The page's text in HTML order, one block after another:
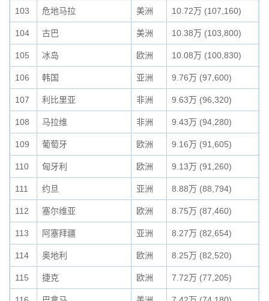
103 危地马拉 美洲 10.72万 (107,160)
104 古巴 美洲 10.38万 (103,800)
105 冰岛 欧洲 10.08万 (100,830)
106 韩国 亚洲 9.76万 (97,600)
107 利比里亚 非洲 9.63万 (96,320)
108 马拉维 非洲 9.43万 (94,280)
109 葡萄牙 欧洲 9.16万 (91,605)
110 匈牙利 欧洲 9.13万 (91,260)
111 约旦 亚洲 8.88万 (88,794)
112 塞尔维亚 欧洲 8.75万 (87,460)
113 阿塞拜疆 亚洲 8.27万 (82,654)
114 奥地利 欧洲 8.25万 (82,520)
115 捷克 欧洲 7.72万 (77,205)